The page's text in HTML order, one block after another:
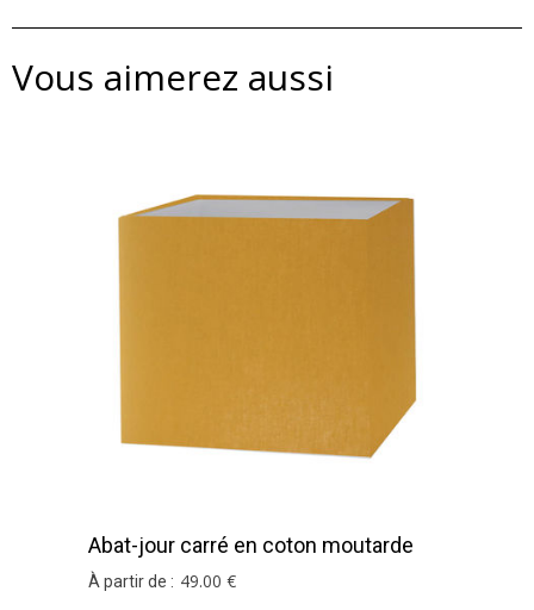
Vous aimerez aussi
Abat-jour carré en coton moutarde
À partir de : 49.00 €